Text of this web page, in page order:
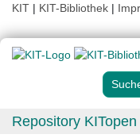
KIT | KIT-Bibliothek |
Repository KITopen